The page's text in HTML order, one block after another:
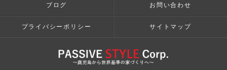
ブログ お問い合わせ
プライバシーポリシー サイトマップ